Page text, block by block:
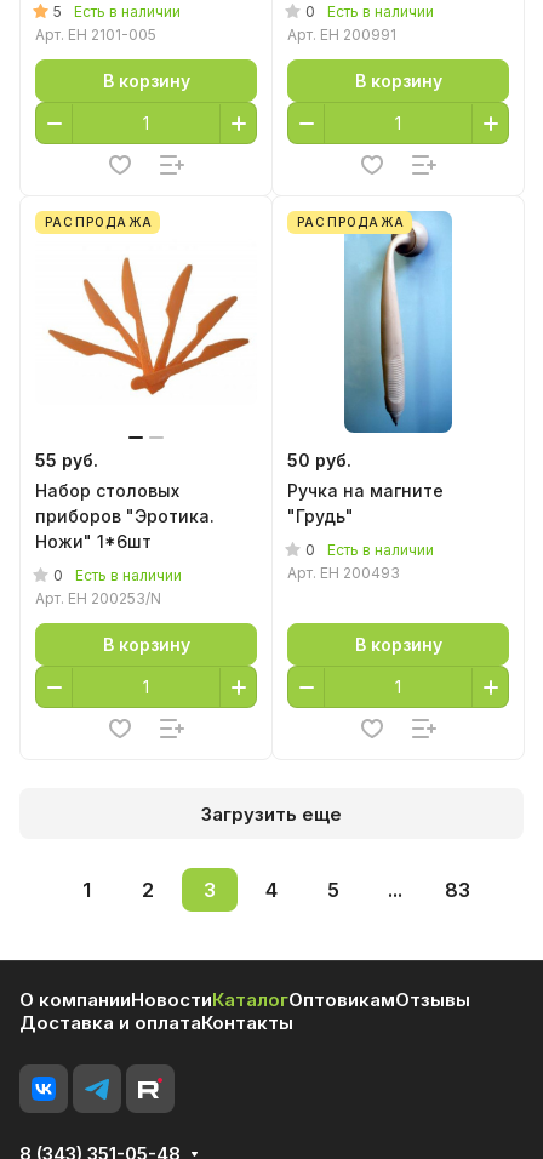
5
Есть в наличии
Арт. EH 2101-005
В корзину
0
Есть в наличии
Арт. EH 200991
В корзину
РАСПРОДАЖА
55 руб.
Набор столовых
приборов "Эротика.
Ножи" 1*6шт
0
Есть в наличии
Арт. EH 200253/N
В корзину
РАСПРОДАЖА
50 руб.
Ручка на магните
"Грудь"
0
Есть в наличии
Арт. EH 200493
В корзину
Загрузить еще
1 2 3 4 5 ... 83
О компанииНовостиКаталогОптовикамОтзывы
Доставка и оплатаКонтакты
8 (343) 351-05-48